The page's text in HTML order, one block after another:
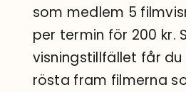
som medlem 5
per termin för 200 kr.
visningstillfället får
rösta fram filmerna